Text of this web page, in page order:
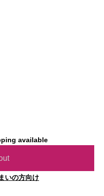
available
いの方向け